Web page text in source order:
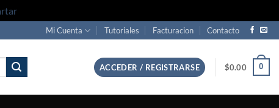
Mi Cuenta Tutoriales Facturacion Contacto
ACCEDER / REGISTRARSE $0.00 0